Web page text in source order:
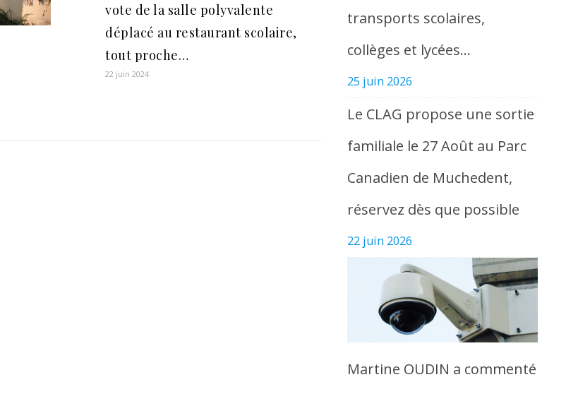
vote de la salle polyvalente
déplacé au restaurant scolaire,
tout proche…
22 juin 2024
transports scolaires,
collèges et lycées…
25 juin 2026
Le CLAG propose une sortie
familiale le 27 Août au Parc
Canadien de Muchedent,
réservez dès que possible
22 juin 2026
Martine OUDIN a commenté